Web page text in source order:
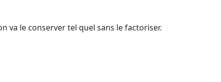
va le conserver tel quel sans le factoriser.
485 \cdot n^2